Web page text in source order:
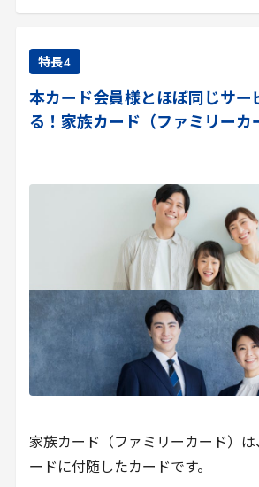
特長4
本カード会員様とほぼ同じサー
る！家族カード（ファミリーカ
家族カード（ファミリーカード）は
ードに付随したカードです。